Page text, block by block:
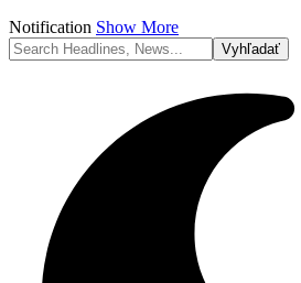
Notification Show More